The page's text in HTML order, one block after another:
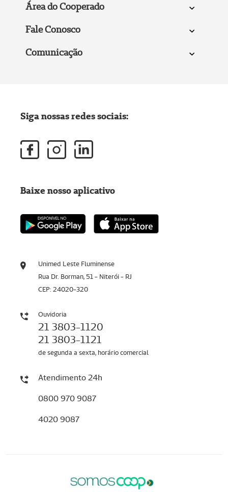
Área do Cooperado
Fale Conosco
Comunicação
Unimed Leste Fluminense
Rua Dr. Borman, 51 - Niterói - RJ
CEP: 24020-320
Ouvidoria
21 3803-1120
21 3803-1121
de segunda a sexta, horário comercial
Atendimento 24h
0800 970 9087
4020 9087
Siga nossas redes sociais:
Baixe nosso aplicativo